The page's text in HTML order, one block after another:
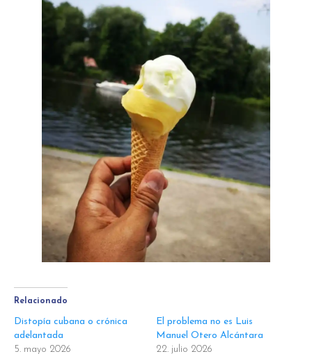
Relacionado
Distopía cubana o crónica
adelantada
5. mayo 2026
El problema no es Luis
Manuel Otero Alcántara
22. julio 2026